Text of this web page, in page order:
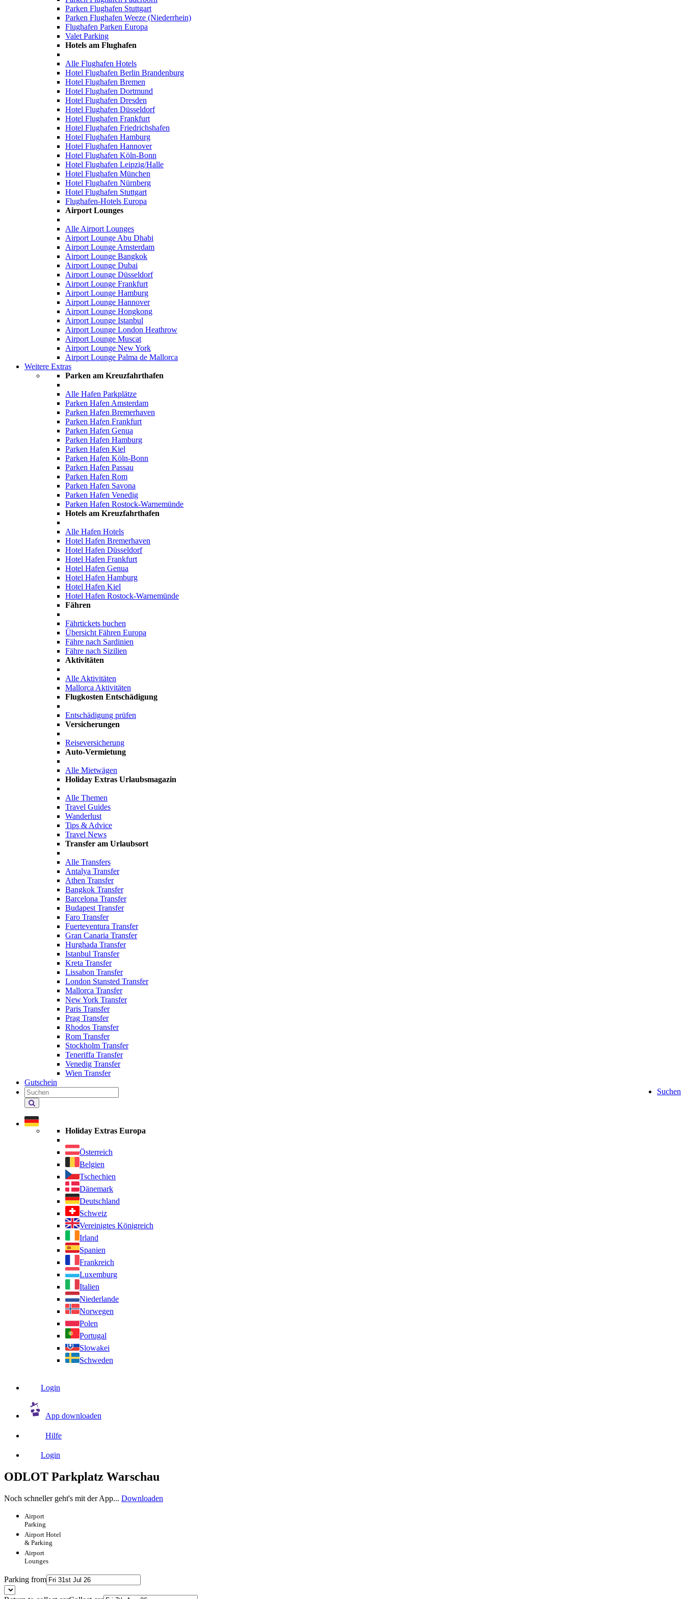
Parken Flughafen Stuttgart
Parken Flughafen Weeze (Niederrhein)
Flughafen Parken Europa
Valet Parking
Hotels am Flughafen
Alle Flughafen Hotels
Hotel Flughafen Berlin Brandenburg
Hotel Flughafen Bremen
Hotel Flughafen Dortmund
Hotel Flughafen Dresden
Hotel Flughafen Düsseldorf
Hotel Flughafen Frankfurt
Hotel Flughafen Friedrichshafen
Hotel Flughafen Hamburg
Hotel Flughafen Hannover
Hotel Flughafen Köln-Bonn
Hotel Flughafen Leipzig/Halle
Hotel Flughafen München
Hotel Flughafen Nürnberg
Hotel Flughafen Stuttgart
Flughafen-Hotels Europa
Airport Lounges
Alle Airport Lounges
Airport Lounge Abu Dhabi
Airport Lounge Amsterdam
Airport Lounge Bangkok
Airport Lounge Dubai
Airport Lounge Düsseldorf
Airport Lounge Frankfurt
Airport Lounge Hamburg
Airport Lounge Hannover
Airport Lounge Hongkong
Airport Lounge Istanbul
Airport Lounge London Heathrow
Airport Lounge Muscat
Airport Lounge New York
Airport Lounge Palma de Mallorca
Weitere Extras
Parken am Kreuzfahrthafen
Alle Hafen Parkplätze
Parken Hafen Amsterdam
Parken Hafen Bremerhaven
Parken Hafen Frankfurt
Parken Hafen Genua
Parken Hafen Hamburg
Parken Hafen Kiel
Parken Hafen Köln-Bonn
Parken Hafen Passau
Parken Hafen Rom
Parken Hafen Savona
Parken Hafen Venedig
Parken Hafen Rostock-Warnemünde
Hotels am Kreuzfahrthafen
Alle Hafen Hotels
Hotel Hafen Bremerhaven
Hotel Hafen Düsseldorf
Hotel Hafen Frankfurt
Hotel Hafen Genua
Hotel Hafen Hamburg
Hotel Hafen Kiel
Hotel Hafen Rostock-Warnemünde
Fähren
Fährtickets buchen
Übersicht Fähren Europa
Fähre nach Sardinien
Fähre nach Sizilien
Aktivitäten
Alle Aktivitäten
Mallorca Aktivitäten
Flugkosten Entschädigung
Entschädigung prüfen
Versicherungen
Reiseversicherung
Auto-Vermietung
Alle Mietwägen
Holiday Extras Urlaubsmagazin
Alle Themen
Travel Guides
Wanderlust
Tips & Advice
Travel News
Transfer am Urlaubsort
Alle Transfers
Antalya Transfer
Athen Transfer
Bangkok Transfer
Barcelona Transfer
Budapest Transfer
Faro Transfer
Fuerteventura Transfer
Gran Canaria Transfer
Hurghada Transfer
Istanbul Transfer
Kreta Transfer
Lissabon Transfer
London Stansted Transfer
Mallorca Transfer
New York Transfer
Paris Transfer
Prag Transfer
Rhodos Transfer
Rom Transfer
Stockholm Transfer
Teneriffa Transfer
Venedig Transfer
Wien Transfer
Gutschein
Suchen
Holiday
Extras
durchsuchen
Holiday Extras Europa
Österreich
Belgien
Tschechien
Dänemark
Deutschland
Schweiz
Vereinigtes Königreich
Irland
Spanien
Frankreich
Luxemburg
Italien
Niederlande
Norwegen
Polen
Portugal
Slowakei
Schweden
Login
App downloaden
Hilfe
Login
ODLOT Parkplatz Warschau
Noch schneller geht's mit der App... Downloaden
Airport
Parking
Airport Hotel
& Parking
Airport
Lounges
Parking from